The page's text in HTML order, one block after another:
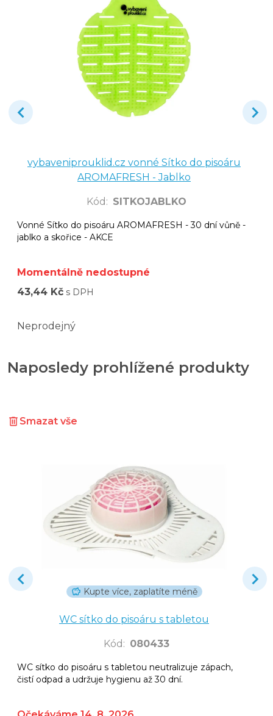
vybaveniprouklid.cz vonné Sítko do pisoáru
AROMAFRESH - Jablko
Kód : SITKOJABLKO
Vonné Sítko do pisoáru AROMAFRESH - 30 dní vůně -
jablko a skořice - AKCE
Momentálně nedostupné
43,44 Kč s DPH
Neprodejný
Naposledy prohlížené produkty
Smazat vše
Kupte více, zaplatíte méně
WC sítko do pisoáru s tabletou
Kód : 080433
WC sítko do pisoáru s tabletou neutralizuje zápach,
čistí odpad a udržuje hygienu až 30 dní.